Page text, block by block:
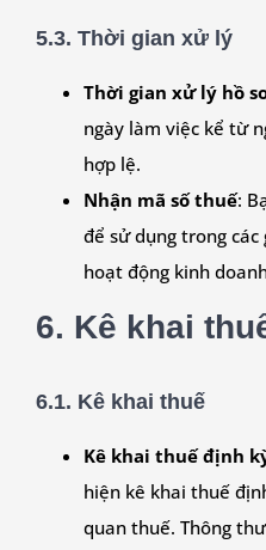
5.3. Thời gian xử lý
Thời gian xử lý hồ
ngày làm việc kể từ
hợp lệ.
Nhận mã số thuế:
để sử dụng trong
hoạt động kinh
6. Kê khai
6.1. Kê khai thuế
Kê khai thuế định
hiện kê khai thuế
quan thuế. Thông